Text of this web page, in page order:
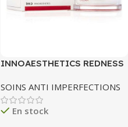
INNOAESTHETICS REDNESS
SOINS ANTI IMPERFECTIONS
En stock